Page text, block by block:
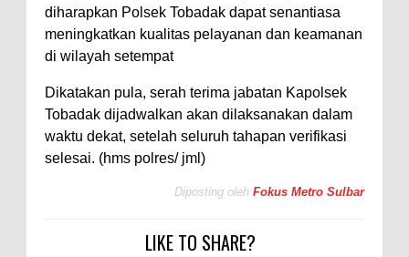
diharapkan Polsek Tobadak dapat senantiasa
meningkatkan kualitas pelayanan dan keamanan
di wilayah setempat
Dikatakan pula, serah terima jabatan Kapolsek
Tobadak dijadwalkan akan dilaksanakan dalam
waktu dekat, setelah seluruh tahapan verifikasi
selesai. (hms polres/ jml)
Diposting oleh Fokus Metro Sulbar
LIKE TO SHARE?